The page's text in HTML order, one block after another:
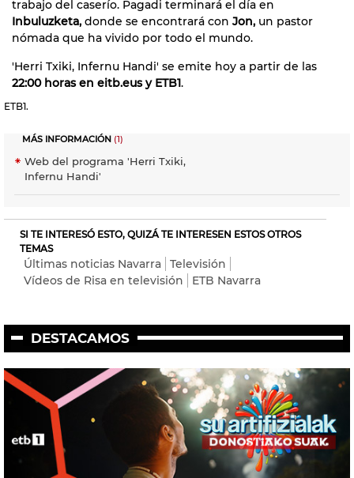
trabajo del caserío. Pagadi terminará el día en
Inbuluzketa, donde se encontrará con Jon, un pastor
nómada que ha vivido por todo el mundo.
'Herri Txiki, Infernu Handi' se emite hoy a partir de las
22:00 horas en eitb.eus y ETB1.
ETB1.
MÁS INFORMACIÓN (1)
Web del programa 'Herri Txiki,
Infernu Handi'
SI TE INTERESÓ ESTO, QUIZÁ TE INTERESEN ESTOS OTROS
TEMAS
Últimas noticias Navarra
Televisión
Vídeos de Risa en televisión
ETB Navarra
DESTACAMOS